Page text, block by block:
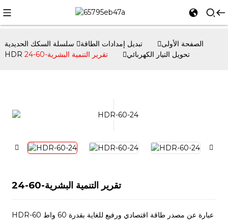
الصفحة الأولى تبديل إمدادات الطاقة
سلسلة السكك الحديدية
HDR تحويل التيار الكهربائي
تقرير التنمية البشرية-60-24
تقرير التنمية البشرية-60-24
HDR-60 عبارة عن مصدر طاقة اقتصادي ورفيع للغاية بقدرة 60 واط